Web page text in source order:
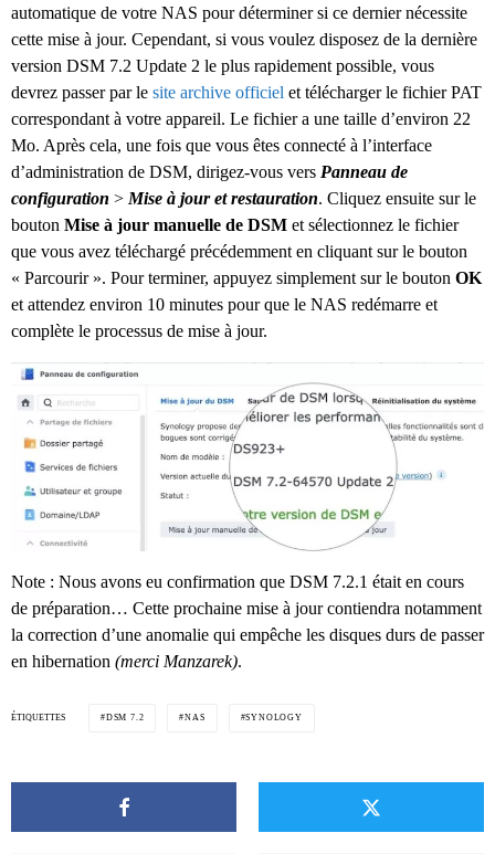
automatique de votre NAS pour déterminer si ce dernier nécessite
cette mise à jour. Cependant, si vous voulez disposez de la dernière
version DSM 7.2 Update 2 le plus rapidement possible, vous
devrez passer par le site archive officiel et télécharger le fichier PAT
correspondant à votre appareil. Le fichier a une taille d’environ 22
Mo. Après cela, une fois que vous êtes connecté à l’interface
d’administration de DSM, dirigez-vous vers Panneau de
configuration > Mise à jour et restauration. Cliquez ensuite sur le
bouton Mise à jour manuelle de DSM et sélectionnez le fichier
que vous avez téléchargé précédemment en cliquant sur le bouton
« Parcourir ». Pour terminer, appuyez simplement sur le bouton OK
et attendez environ 10 minutes pour que le NAS redémarre et
complète le processus de mise à jour.
Note : Nous avons eu confirmation que DSM 7.2.1 était en cours
de préparation… Cette prochaine mise à jour contiendra notamment
la correction d’une anomalie qui empêche les disques durs de passer
en hibernation (merci Manzarek).
ÉTIQUETTES DSM 7.2 NAS SYNOLOGY